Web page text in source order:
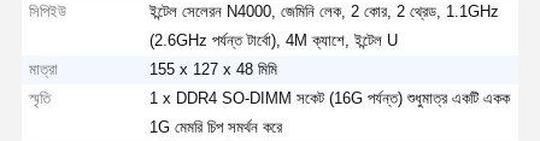
সিপিইউ
ইন্টেল সেলেরন N4000, জেমিনি লেক, 2 কোর, 2 থ্রেড, 1.1GHz
(2.6GHz পর্যন্ত টার্বো), 4M ক্যাশে, ইন্টেল U
মাত্রা
155 x 127 x 48 মিমি
স্মৃতি
1 x DDR4 SO-DIMM সকেট (16G পর্যন্ত) শুধুমাত্র একটি একক
1G মেমরি চিপ সমর্থন করে